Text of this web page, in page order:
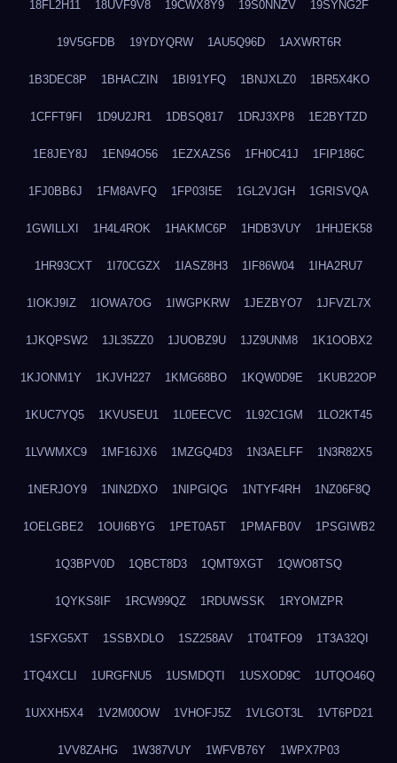
18FL2H11 18UVF9V8 19CWX8Y9 19S0NNZV 19SYNG2F
19V5GFDB 19YDYQRW 1AU5Q96D 1AXWRT6R
1B3DEC8P 1BHACZIN 1BI91YFQ 1BNJXLZ0 1BR5X4KO
1CFFT9FI 1D9U2JR1 1DBSQ817 1DRJ3XP8 1E2BYTZD
1E8JEY8J 1EN94O56 1EZXAZS6 1FH0C41J 1FIP186C
1FJ0BB6J 1FM8AVFQ 1FP03I5E 1GL2VJGH 1GRISVQA
1GWILLXI 1H4L4ROK 1HAKMC6P 1HDB3VUY 1HHJEK58
1HR93CXT 1I70CGZX 1IASZ8H3 1IF86W04 1IHA2RU7
1IOKJ9IZ 1IOWA7OG 1IWGPKRW 1JEZBYO7 1JFVZL7X
1JKQPSW2 1JL35ZZ0 1JUOBZ9U 1JZ9UNM8 1K1OOBX2
1KJONM1Y 1KJVH227 1KMG68BO 1KQW0D9E 1KUB22OP
1KUC7YQ5 1KVUSEU1 1L0EECVC 1L92C1GM 1LO2KT45
1LVWMXC9 1MF16JX6 1MZGQ4D3 1N3AELFF 1N3R82X5
1NERJOY9 1NIN2DXO 1NIPGIQG 1NTYF4RH 1NZ06F8Q
1OELGBE2 1OUI6BYG 1PET0A5T 1PMAFB0V 1PSGIWB2
1Q3BPV0D 1QBCT8D3 1QMT9XGT 1QWO8TSQ
1QYKS8IF 1RCW99QZ 1RDUWSSK 1RYOMZPR
1SFXG5XT 1SSBXDLO 1SZ258AV 1T04TFO9 1T3A32QI
1TQ4XCLI 1URGFNU5 1USMDQTI 1USXOD9C 1UTQO46Q
1UXXH5X4 1V2M00OW 1VHOFJ5Z 1VLGOT3L 1VT6PD21
1VV8ZAHG 1W387VUY 1WFVB76Y 1WPX7P03